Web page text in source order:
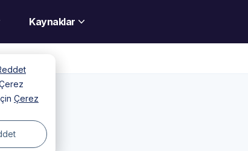
Çerez
Kaynaklar